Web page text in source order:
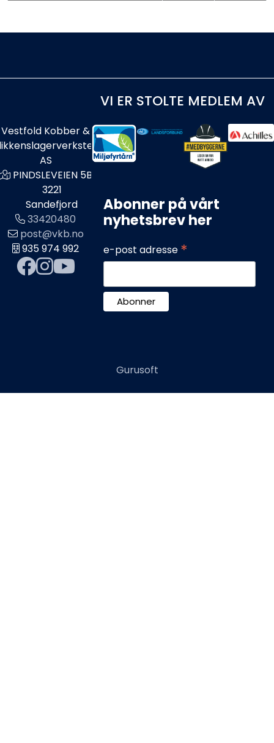
VI ER STOLTE MEDLEM AV
Vestfold Kobber &
AS
PINDSLEVEIEN 5B
3221
Sandefjord
33420480
post@vkb.no
935 974 992
Abonner på vårt
nyhetsbrev her
e-post adresse *
Gurusoft